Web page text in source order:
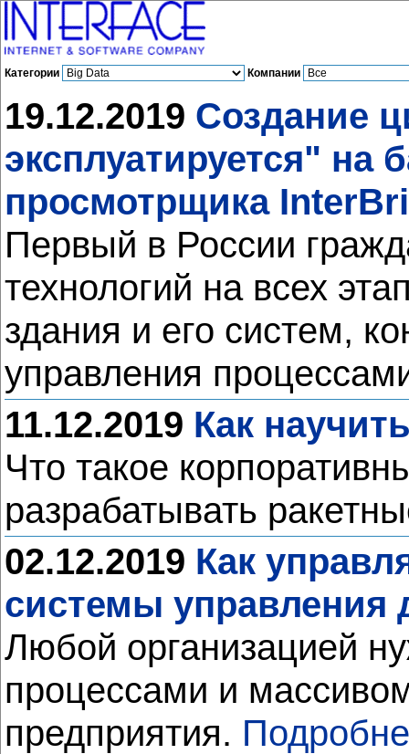
Категории Компании
19.12.2019 Создание
эксплуатируется"
просмотрщика
Первый в России
технологий на всех
здания и его систем,
управления
11.12.2019 Как
Что такое
разрабатывать
02.12.2019 Как
системы управления
Любой организацией
процессами и
предприятия.